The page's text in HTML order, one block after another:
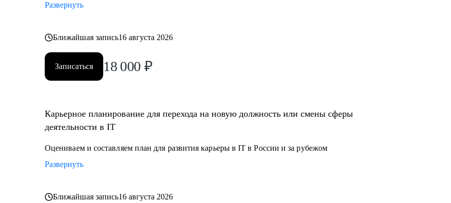
Развернуть
Ближайшая запись16 августа 2026
Записаться 18 000 ₽
Карьерное планирование для перехода на новую должность или смены сферы
деятельности в IT
Оцениваем и составляем план для развития карьеры в IT в России и за рубежом
Развернуть
Ближайшая запись16 августа 2026